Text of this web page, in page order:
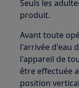
Seuls les
produit.
Avant toute
l'arrivée d'eau
l'appareil de
être effectuée
position